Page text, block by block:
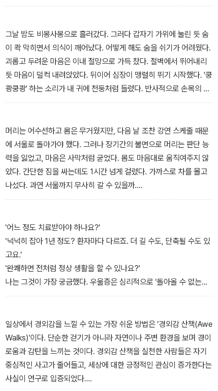
사고를 곱씹기 마련이지만, 그 정도가 깊어지고 길어지면 결국 극심
자살로 이어질 수 있다.
-1부 '우울증 전야'
그날 밤도 비몽사몽으로 흘러갔다. 그러다 갑자기 가위에 눌린 듯 숨
이 콱 막히면서 의식이 깨어났다. 어떻게 해도 숨을 쉬기가 어려웠다.
괴롭고 두려운 마음은 이내 절망으로 가득 찼다. 절벽에서 뛰어내리
듯 마음이 덜컥 내려앉았다. 뒤이어 심장이 맹렬히 뛰기 시작했다. '쿵
쾅쿵쾅' 하는 소리가 내 귀에 천둥처럼 들렸다. 반사적으로 손목의 맥
을 짚어보니 100m 달리기를 할 때처럼 빨랐다. 얼핏 벽시계를 보니
이 증상을 오한이라고 해야 하나. 이불이 들썩거릴 정도로 몸이 부들
부들 떨리기 시작하더니 급기야 이가 딱딱 부딪혔다. 전신에서 땀이
비 오듯 쏟아졌다. 몸과 마음이 완전히 무너져 내리는 느낌이 들었다.
이러다 미쳐버리거나 죽을 것 같았다. 극도의 공포가 엄습했다.
-1부 '공황발작, 이대로 죽거나 미칠 것 같다'
머리는 어수선하고 몸은 무거웠지만, 다음 날 조찬 강연 스케줄 때문
에 서울로 돌아가야 했다. 그러나 장기간의 불면으로 머리는 판단 능
력을 잃었고, 마음은 사막처럼 굳었다. 몸도 마음대로 움직여주지 않
았다. 간단한 짐을 싸는데도 1시간 넘게 걸렸다. 가까스로 차를 몰고
나섰다. 과연 서울까지 무사히 갈 수 있을까.
톨게이트가 보였지만 진입로를 찾지 못했다. 그때 왼편에서 직원이
'아저씨, 그리로 가면 안 됩니다! 이리로 오세요!'
어리둥절해 쳐다보니 아까는 보이지 않던 요금정산소가 있었다. 직원
은 한심하다는 듯 말했다.
'거긴 길이 아닙니다. 안내판이 보이지 않으세요?'
가까스로 후진해 톨게이트를 통과한 뒤, 왕복 4차선 도로로 진입했
다.
이 경적을 울려댔다. 급히 핸들을 오른쪽으로 돌려 차를 피하니 상대
편 운전사가 창문을 열고 욕설을 퍼부었다.
'야, 이 ×××야, 죽으려고 환장했냐!'
내 차가 중앙선을 넘어 반대편 차선에서 달린 것이었다. 나는 온 신경
을 집중해 차를 몰았다. 그러나 의지와 달리, 마치 보이지 않는 손에
'어느 정도 치료받아야 하나요?'
'넉넉히 잡아 1년 정도? 환자마다 다르죠. 더 길 수도, 단축될 수도 있
고요.'
'완쾌하면 전처럼 정상 생활을 할 수 있나요?'
나는 그것이 가장 궁금했다. 우울증은 심리적으로 '돌아올 수 없는
강'을 건넜다는 절망감의 신호를 계속 주기 때문이었다.
조심하게 되고, 그래서 노력하다 보면 오히려 더 강해집니다. 성공한
운동선수들을 보면 어릴 적에 허약했던 걸 계기로 운동을 시작한 경
우가 많아요. 정신도 마찬가지입니다.'
그의 말은 내게 하늘에서 내리는 복음같이 들렸다. 시원시원하게 말
하는 그에게서 나는 희망과 신뢰를 동시에 느꼈다. 아, 의사는 이래야
일상에서 경외감을 느낄 수 있는 가장 쉬운 방법은 '경외감 산책(Awe
Walks)'이다. 단순한 걷기가 아니라 자연이나 주변 환경을 보며 경이
로움과 감탄을 느끼는 것이다. 경외감 산책을 실천한 사람들은 자기
중심적인 사고가 줄어들고, 세상에 대한 긍정적인 관심이 증가한다는
사실이 연구로 입증되었다.